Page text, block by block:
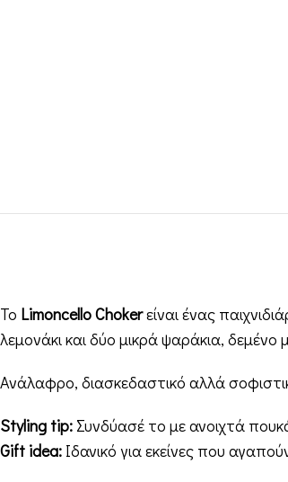
Το Limoncello Chokerείναι ένας
λεμονάκι και δύο μικρά ψαράκια, δεμένο
Ανάλαφρο, διασκεδαστικό αλλά
Styling tip: Συνδύασέ το με ανοιχτά
Gift idea: Ιδανικό για εκείνες που